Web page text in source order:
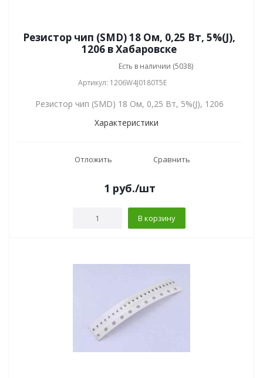
Резистор чип (SMD) 18 Ом, 0,25 Вт, 5%(J),
1206 в Хабаровске
Есть в наличии (5038)
Артикул: 1206W4J0180T5E
Резистор чип (SMD) 18 Ом, 0,25 Вт, 5%(J), 1206
Характеристики
Отложить Сравнить
1 руб./шт
В корзину